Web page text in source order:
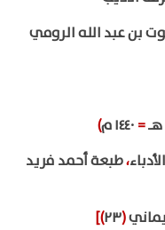
بن عبد الله الرومي
=
)
،طبعة أحمد فريد
(٢٣)]